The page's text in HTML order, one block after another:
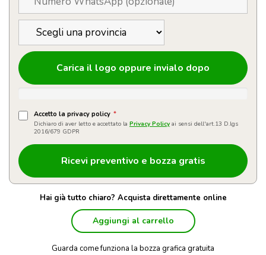
Carica il logo oppure invialo dopo
Accetto la privacy policy *
Dichiaro di aver letto e accettato la Privacy Policy ai sensi dell'art.13 D.lgs
2016/679 GDPR
Hai già tutto chiaro? Acquista direttamente online
Aggiungi al carrello
Guarda come funziona la bozza grafica gratuita